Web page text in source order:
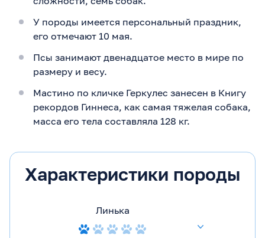
У породы имеется персональный праздник,
его отмечают 10 мая.
Псы занимают двенадцатое место в мире по
размеру и весу.
Мастино по кличке Геркулес занесен в Книгу
рекордов Гиннеса, как самая тяжелая собака,
масса его тела составляла 128 кг.
Характеристики породы
Линька